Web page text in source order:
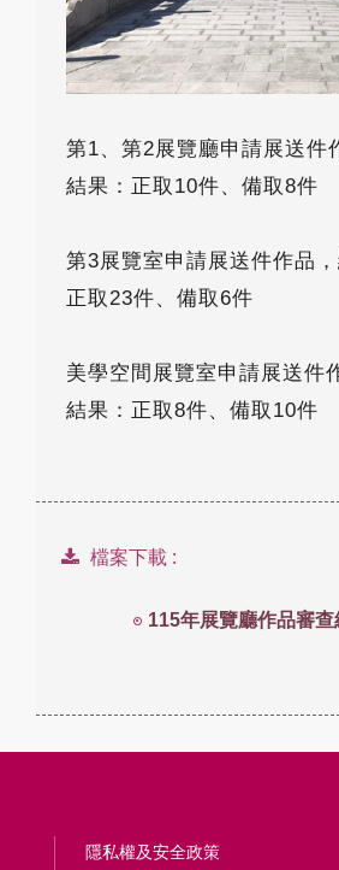
第1、第2展覽廳申請展送件
結果：正取10件、備取8件
第3展覽室申請展送件作品，
正取23件、備取6件
美學空間展覽室申請展送件
結果：正取8件、備取10件
檔案下載 :
115年展覽廳作品審
隱私權及安全政策